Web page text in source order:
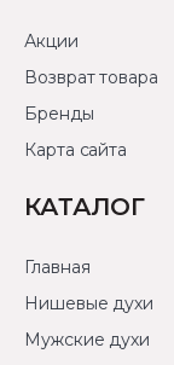
Акции
Возврат товара
Бренды
Карта сайта
КАТАЛОГ
Главная
Нишевые духи
Мужские духи